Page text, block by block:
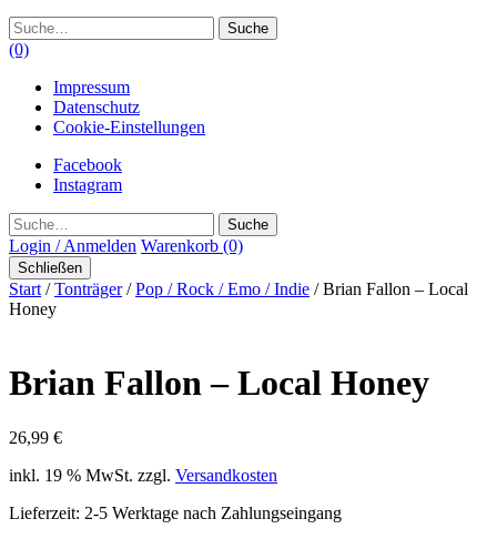
Suche
(0)
Impressum
Datenschutz
Cookie-Einstellungen
Facebook
Instagram
Suche
Login / Anmelden Warenkorb (0)
Schließen
Start /Tonträger/Pop / Rock / Emo / Indie / Brian Fallon – Local
Honey
Brian Fallon – Local Honey
26,99 €
inkl. 19 % MwSt. zzgl. Versandkosten
Lieferzeit: 2-5 Werktage nach Zahlungseingang